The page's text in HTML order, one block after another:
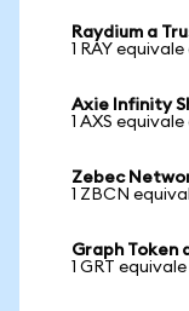
Raydium a
1 RAY
Axie Infinity
1 AXS
Zebec
1 ZBCN
Graph Token
1 GRT